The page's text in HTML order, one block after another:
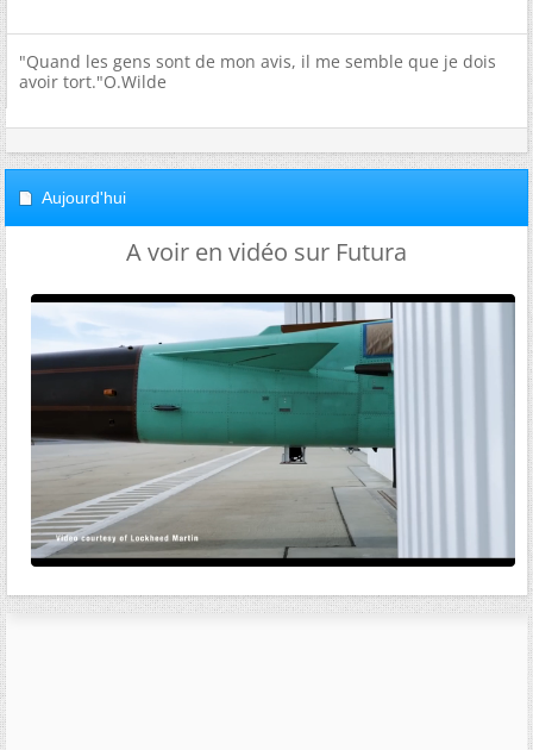
"Quand les gens sont de mon avis, il me semble que je dois
avoir tort."O.Wilde
Aujourd'hui
A voir en vidéo sur Futura